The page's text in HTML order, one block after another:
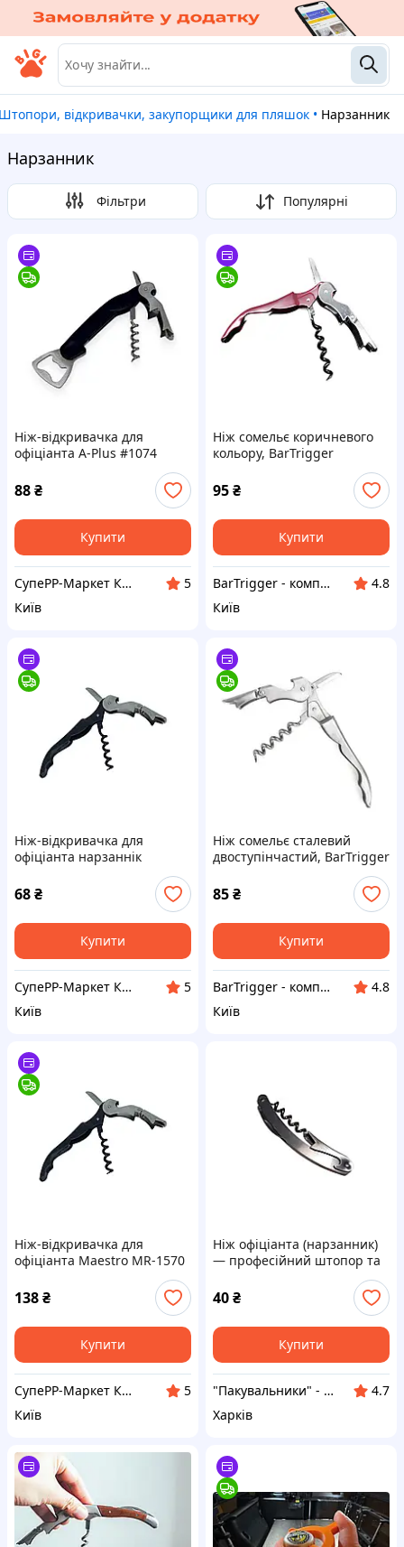
Штопори, відкривачки, закупорщики для пляшок • Нарзанник
Нарзанник
Фільтри Популярні
Ніж-відкривачка для
офіціанта A-Plus #1074
нарзанник двоступеневий
зі штопором
88₴
Купити
СупеРР-Маркет Корисних Товарів
5
Київ
Ніж сомельє коричневого
кольору, BarTrigger
95₴
Купити
BarTrigger - комплексний постачальник товарів для барів, ресторанів, готелів та кафе в Україні
4.8
Київ
Ніж-відкривачка для
офіціанта нарзаннік
двоступеневий зі штопором
68₴
Купити
СупеРР-Маркет Корисних Товарів
5
Київ
Ніж сомельє сталевий
двоступінчастий, BarTrigger
85₴
Купити
BarTrigger - комплексний постачальник товарів для барів, ресторанів, готелів та кафе в Україні
4.8
Київ
Ніж-відкривачка для
офіціанта Maestro MR-1570
нарзаннік двоступеневий зі
штопором
138₴
Купити
СупеРР-Маркет Корисних Товарів
5
Київ
Ніж офіціанта (нарзанник)
— професійний штопор та
40₴
Купити
"Пакувальники" - пакувальні матеріали оптом та в роздріб
4.7
Харків